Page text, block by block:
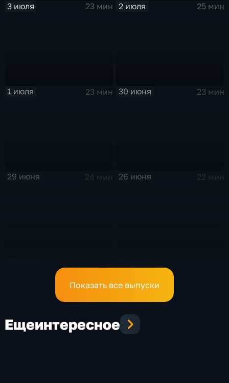
3 июля 23 мин 2 июля 25 мин
1 июля 23 мин 30 июня 23 мин
29 июня 24 мин 26 июня 22 мин
Показать все выпуски
Ещеинтересное